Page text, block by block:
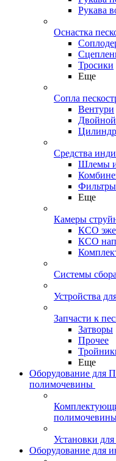
Рукава
Оснастка
Тросики
Еще
Сопла
Вентури
Средства
Шлемы
Еще
Камеры
КСО
КСО
Системы
Устройства
Запчасти к
Затворы
Прочее
Еще
Оборудование для
полимочевины
Установки
Оборудование для